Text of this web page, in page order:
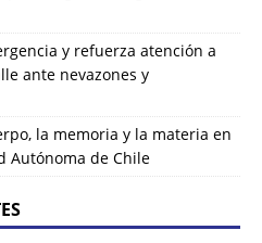
y refuerza atención a
ante nevazones y
la memoria y la materia en
Autónoma de Chile